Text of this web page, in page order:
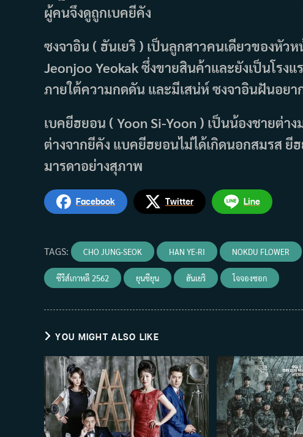
ผู้คนจึงดูถูกเบคยีคัง
ซงจาอิน ( ฮันเยริ ) เป็นลูกสาวคนเดียวของหัว
Jeonjoo Yeokak ซึ่งขายสินค้าและยังเป็นโรง
ภายใต้ความกดดัน และมีเสน่ห์ ซงจาอินฝันอย
เบคยีฮยอน ( Yoon Si-Yoon ) เป็นน้องชายต่า
ต่างจากยีคัง แบคยีฮยอนไม่ได้เกิดนอกสมรส
มารดาอย่างสุภาพ
Facebook Twitter Line
TAGS: CHO JUNG-SEOK HAN YE-RI NOKDU FLOWER
ซีรีส์เกาหลี 2562 ยุนชียุน ฮันเยริ โจจองซอก
YOU MIGHT ALSO LIKE